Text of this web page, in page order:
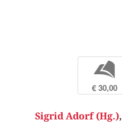
b
€ 30,00
Sigrid Adorf (Hg.),